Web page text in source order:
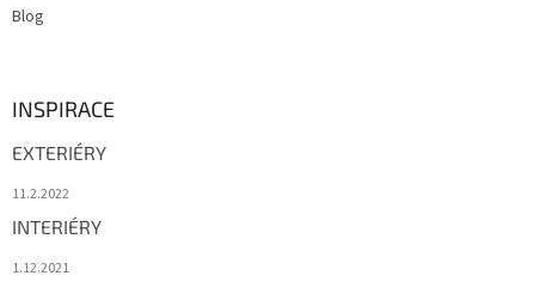
Blog
INSPIRACE
EXTERIÉRY
11.2.2022
INTERIÉRY
1.12.2021